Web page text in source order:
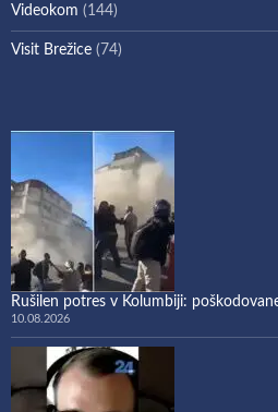
Videokom (144)
Visit Brežice (74)
Rušilen potres v Kolumbiji:
10.08.2026